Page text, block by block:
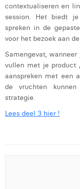
contextualiseren en
session. Het biedt
spreken in de
voor het bezoek aan
Samengevat,
vullen met je product
aanspreken met een
de vruchten
strategie.
Lees deel 3 hier !